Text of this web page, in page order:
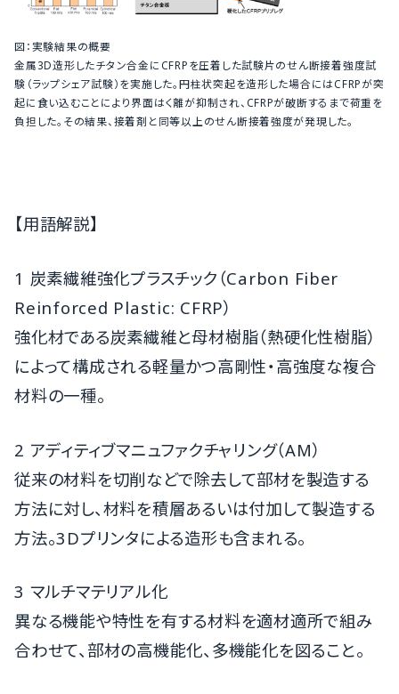
図：実験結果の概要
金属3D造形したチタン合金にCFRPを圧着した試験片のせん断接着強度試
験（ラップシェア試験）を実施した。円柱状突起を造形した場合にはCFRPが突
起に食い込むことにより界面はく離が抑制され、CFRPが破断するまで荷重を
負担した。その結果、接着剤と同等以上のせん断接着強度が発現した。
【用語解説】
1 炭素繊維強化プラスチック（Carbon Fiber
Reinforced Plastic: CFRP）
強化材である炭素繊維と母材樹脂（熱硬化性樹脂）
によって構成される軽量かつ高剛性・高強度な複合
材料の一種。
2 アディティブマニュファクチャリング（AM）
従来の材料を切削などで除去して部材を製造する
方法に対し、材料を積層あるいは付加して製造する
方法。3Dプリンタによる造形も含まれる。
3 マルチマテリアル化
異なる機能や特性を有する材料を適材適所で組み
合わせて、部材の高機能化、多機能化を図ること。